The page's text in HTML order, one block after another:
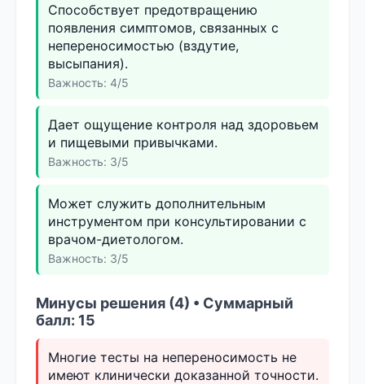
Способствует предотвращению
появления симптомов, связанных с
непереносимостью (вздутие,
высыпания).
Важность: 4/5
Дает ощущение контроля над здоровьем
и пищевыми привычками.
Важность: 3/5
Может служить дополнительным
инструментом при консультировании с
врачом-диетологом.
Важность: 3/5
Минусы решения (4) • Суммарный
балл: 15
Многие тесты на непереносимость не
имеют клинически доказанной точности.